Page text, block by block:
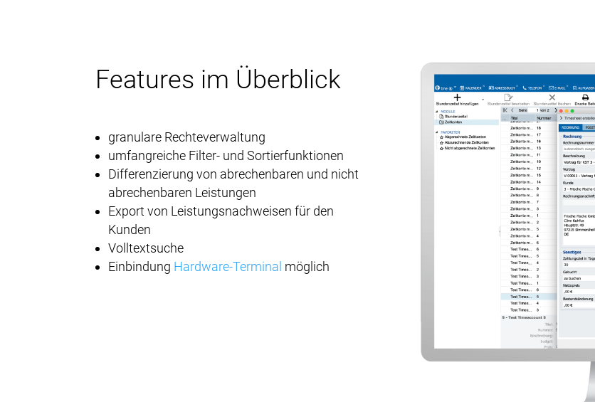
Features im Überblick
granulare Rechteverwaltung
umfangreiche Filter- und Sortierfunktionen
Differenzierung von abrechenbaren und nicht
abrechenbaren Leistungen
Export von Leistungsnachweisen für den
Kunden
Volltextsuche
Einbindung Hardware-Terminal möglich